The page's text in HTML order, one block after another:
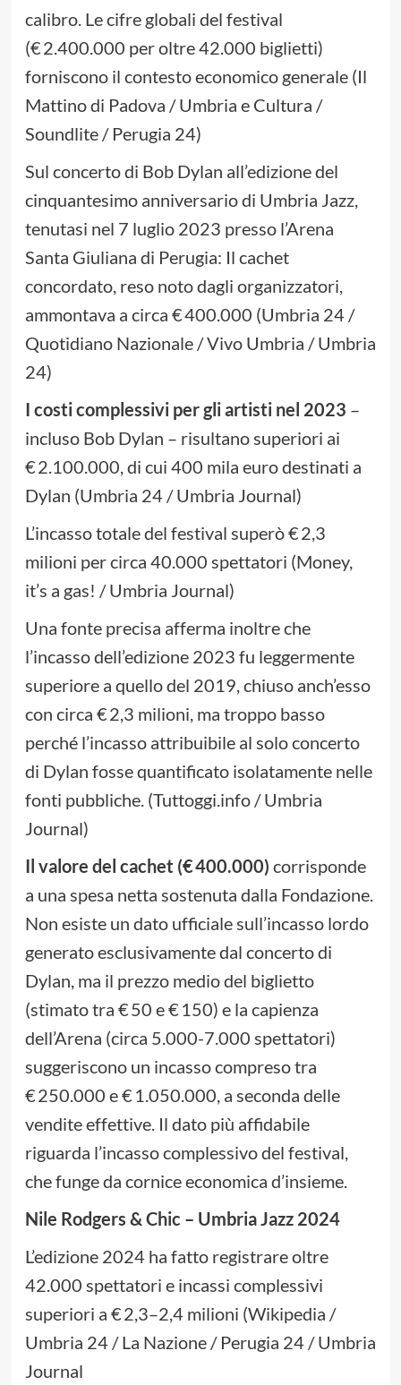
calibro. Le cifre globali del festival
(€ 2.400.000 per oltre 42.000 biglietti)
forniscono il contesto economico generale (Il
Mattino di Padova / Umbria e Cultura /
Soundlite / Perugia 24)
Sul concerto di Bob Dylan all’edizione del
cinquantesimo anniversario di Umbria Jazz,
tenutasi nel 7 luglio 2023 presso l’Arena
Santa Giuliana di Perugia: Il cachet
concordato, reso noto dagli organizzatori,
ammontava a circa € 400.000 (Umbria 24 /
Quotidiano Nazionale / Vivo Umbria / Umbria
24)
I costi complessivi per gli artisti nel 2023 –
incluso Bob Dylan – risultano superiori ai
€ 2.100.000, di cui 400 mila euro destinati a
Dylan (Umbria 24 / Umbria Journal)
L’incasso totale del festival superò € 2,3
milioni per circa 40.000 spettatori (Money,
it’s a gas! / Umbria Journal)
Una fonte precisa afferma inoltre che
l’incasso dell’edizione 2023 fu leggermente
superiore a quello del 2019, chiuso anch’esso
con circa € 2,3 milioni, ma troppo basso
perché l’incasso attribuibile al solo concerto
di Dylan fosse quantificato isolatamente nelle
fonti pubbliche. (Tuttoggi.info / Umbria
Journal)
Il valore del cachet (€ 400.000) corrisponde
a una spesa netta sostenuta dalla Fondazione.
Non esiste un dato ufficiale sull’incasso lordo
generato esclusivamente dal concerto di
Dylan, ma il prezzo medio del biglietto
(stimato tra € 50 e € 150) e la capienza
dell’Arena (circa 5.000-7.000 spettatori)
suggeriscono un incasso compreso tra
€ 250.000 e € 1.050.000, a seconda delle
vendite effettive. Il dato più affidabile
riguarda l’incasso complessivo del festival,
che funge da cornice economica d’insieme.
Nile Rodgers & Chic – Umbria Jazz 2024
L’edizione 2024 ha fatto registrare oltre
42.000 spettatori e incassi complessivi
superiori a € 2,3–2,4 milioni (Wikipedia /
Umbria 24 / La Nazione / Perugia 24 / Umbria
Journal